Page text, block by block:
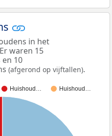
in het
waren 15
10
(afgerond op vijftallen).
Huishoud… Huishoud…